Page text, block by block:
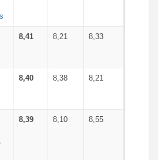
8,41 8,21 8,33
8,40 8,38 8,21
8,39 8,10 8,55